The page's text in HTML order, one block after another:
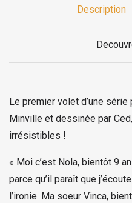
Description
Le premier volet d’une
Minville et dessinée par
irrésistibles !
« Moi c’est Nola, bientôt 9
parce qu’il paraît que
l’ironie. Ma soeur Vinca,